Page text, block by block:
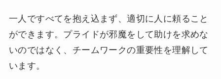
一人ですべてを抱え込まず、適切に人に頼ること
ができます。プライドが邪魔をして助けを求めな
いのではなく、チームワークの重要性を理解して
います。